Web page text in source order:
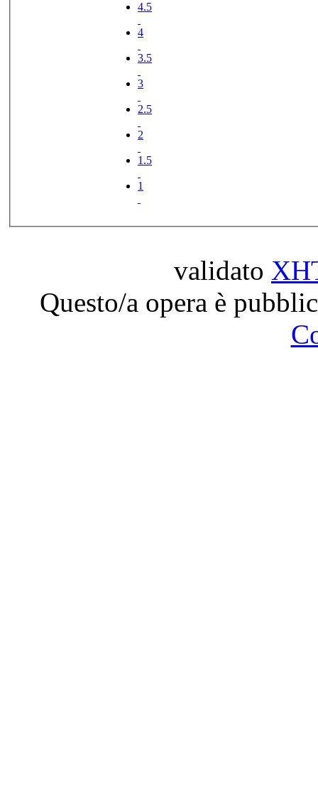
4.5
4
3.5
3
2.5
2
1.5
1
validato
Questo/a opera è